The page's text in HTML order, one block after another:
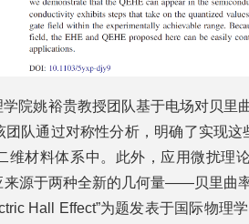
院姚裕贵教授团队基于电场对贝里
队通过对称性分析，明确了实现
维材料体系中。此外，应用微扰理
源于两种全新的几何量——贝里曲
Hall Effect”为题发表于国际物